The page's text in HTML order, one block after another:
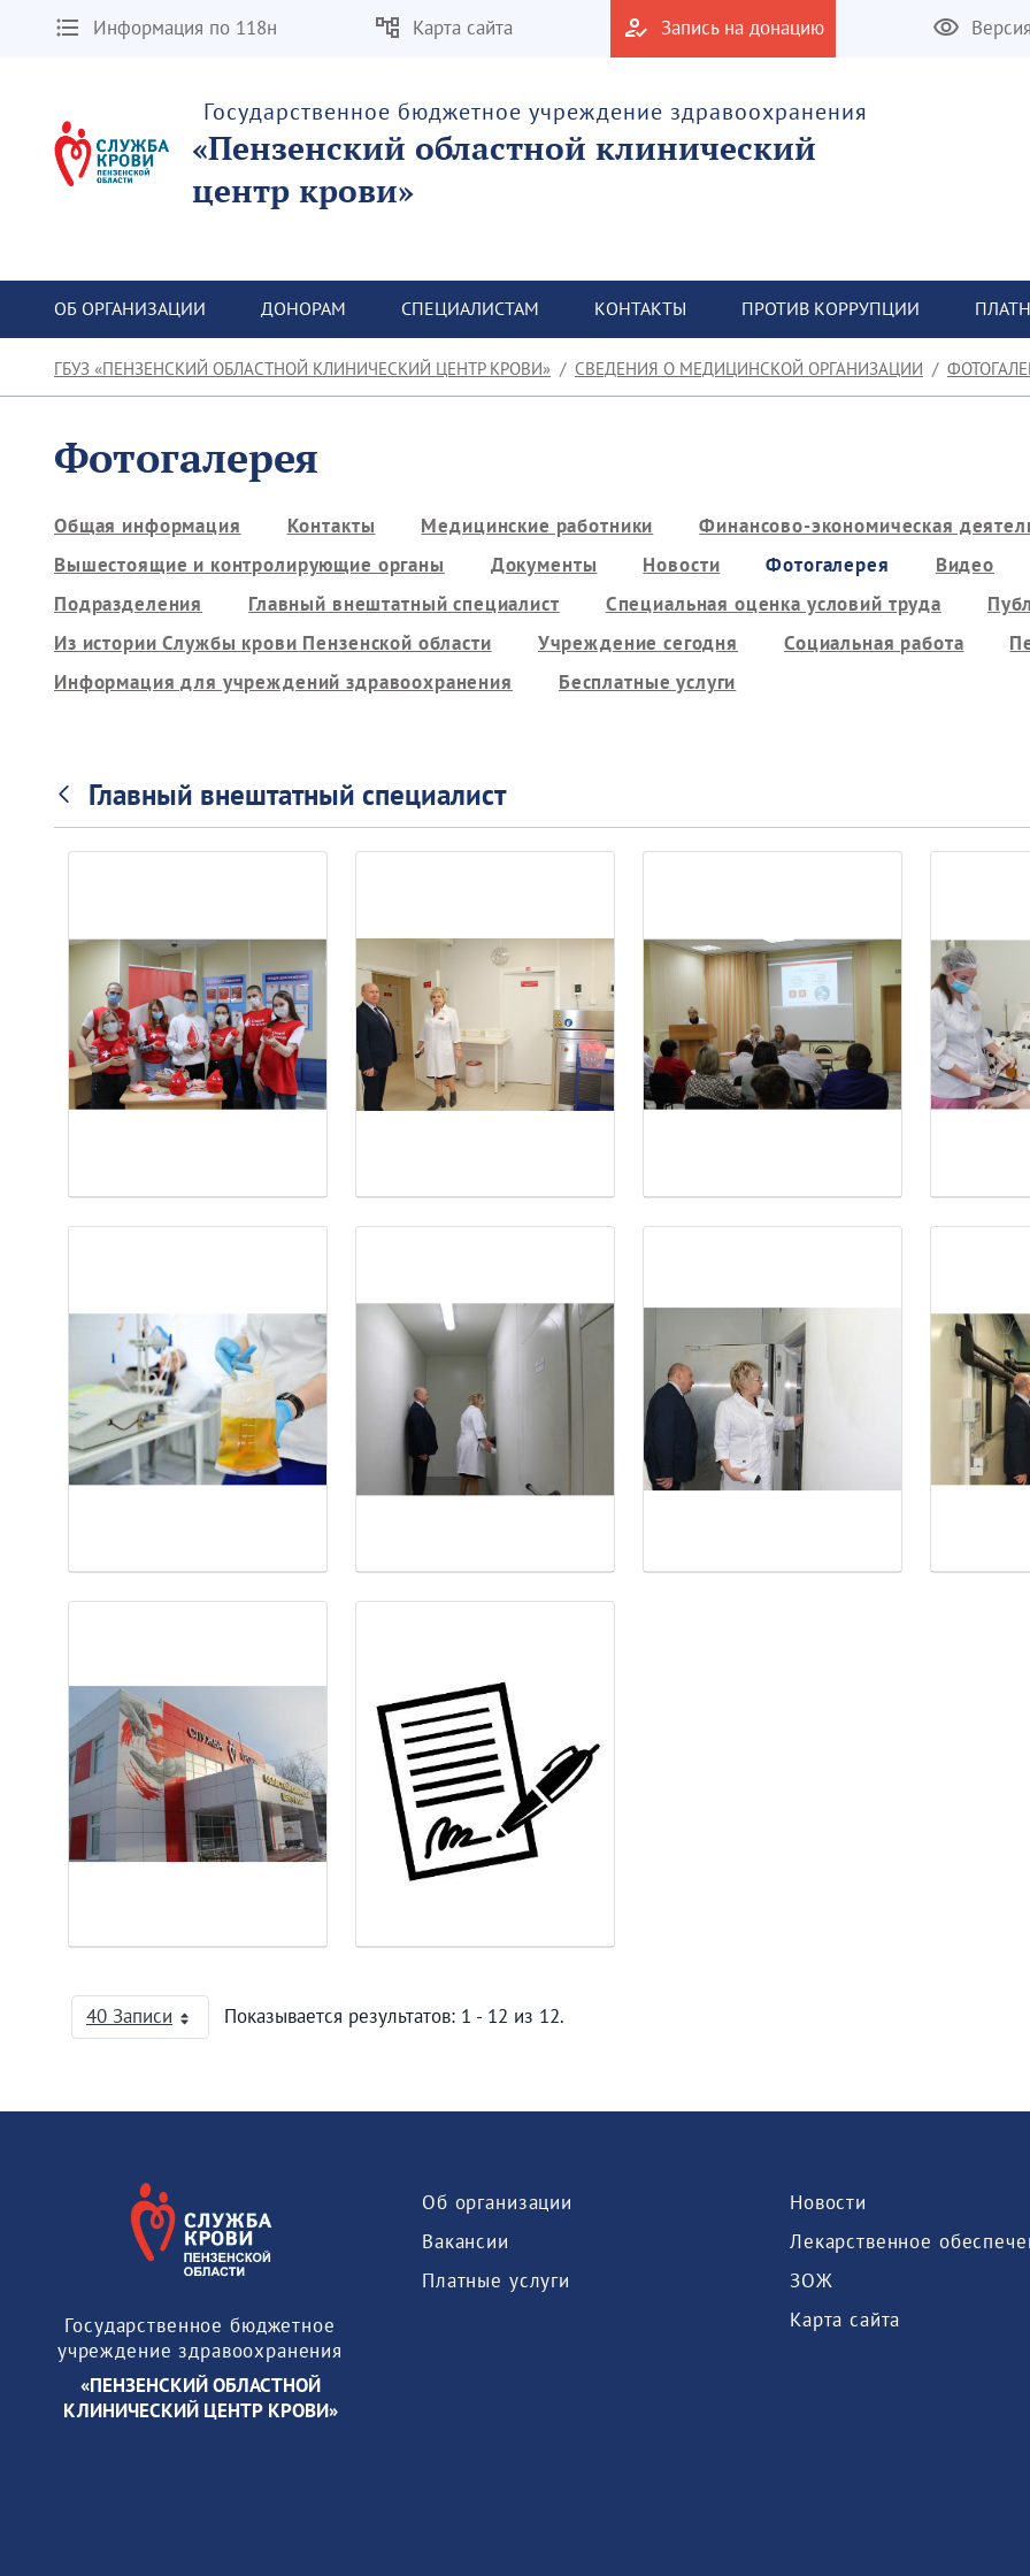
Информация по 118н Карта сайта Запись на донацию
Государственное бюджетное учреждение здравоохранения
«Пензенский областной клинический
центр крови»
ОБ ОРГАНИЗАЦИИ ДОНОРАМ СПЕЦИАЛИСТАМ КОНТАКТЫ ПРОТИВ КОРРУПЦИИ
ГБУЗ «ПЕНЗЕНСКИЙ ОБЛАСТНОЙ КЛИНИЧЕСКИЙ ЦЕНТР КРОВИ» СВЕДЕНИЯ О МЕДИЦИНСКОЙ ОРГАНИЗАЦИИ
Фотогалерея
Общая информация Контакты Медицинские работники Финансово-экономическая
Вышестоящие и контролирующие органы
Документы Новости Фотогалерея Видео
Подразделения
Главный внештатный специалист Специальная оценка условий труда
Из истории Службы крови Пензенской области
Учреждение сегодня Социальная работа
Информация для учреждений здравоохранения
Бесплатные услуги
Главный внештатный специалист
40 ЗаписиНа страницуПоказывается результатов: 1 - 12 из 12.
Государственное бюджетное
учреждение здравоохранения
«ПЕНЗЕНСКИЙ ОБЛАСТНОЙ
КЛИНИЧЕСКИЙ ЦЕНТР КРОВИ»
Об организации
Вакансии
Платные услуги
Новости
Лекарственное
ЗОЖ
Карта сайта